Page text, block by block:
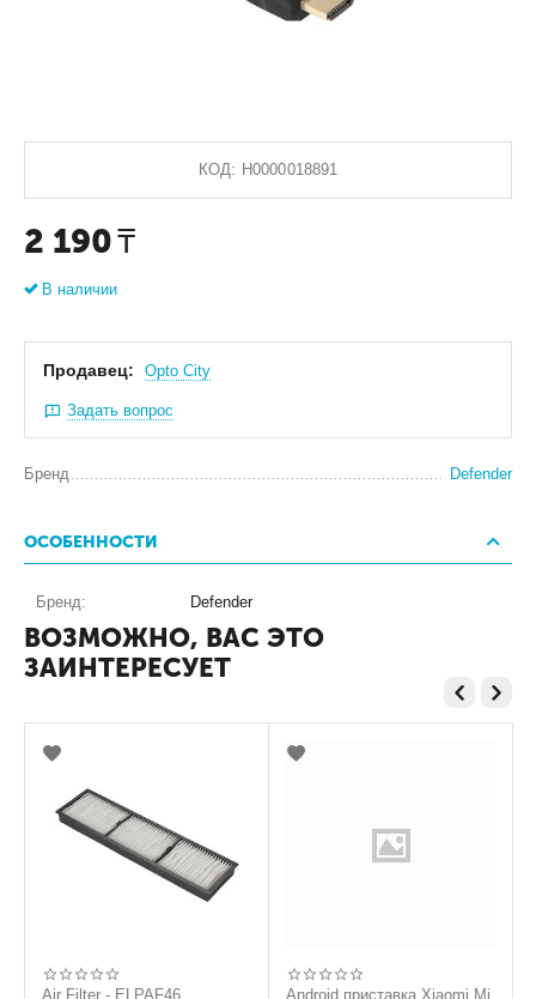
КОД: Н0000018891
2 190 ₸
В наличии
Продавец: Оpto City
Задать вопрос
Бренд Defender
ОСОБЕННОСТИ
Бренд: Defender
ВОЗМОЖНО, ВАС ЭТО
ЗАИНТЕРЕСУЕТ
Air Filter - ELPAF46 Android приставка Xiaomi Mi